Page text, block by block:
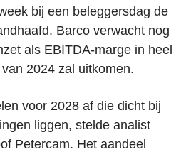
bij een beleggersdag de
Barco verwacht nog
als EBITDA-marge in heel
2024 zal uitkomen.
voor 2028 af die dicht bij
liggen, stelde analist
Petercam. Het aandeel